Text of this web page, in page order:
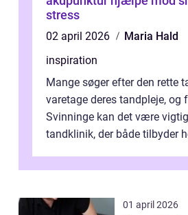
stress
02 april 2026
Maria Hald
inspiration
Mange søger efter den rette
varetage deres tandpleje, og
Svinninge kan det være
tandklinik, der både tilbyder
01 april 2026